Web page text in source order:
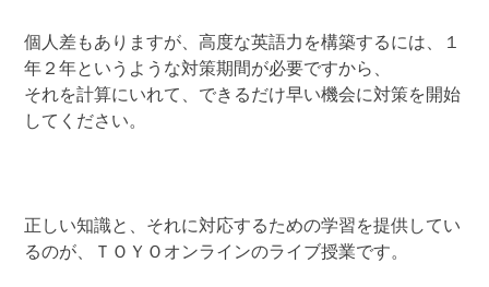
個人差もありますが、高度な英語力を構築するには、１
年２年というような対策期間が必要ですから、
それを計算にいれて、できるだけ早い機会に対策を開始
してください。
正しい知識と、それに対応するための学習を提供してい
るのが、ＴＯＹＯオンラインのライブ授業です。